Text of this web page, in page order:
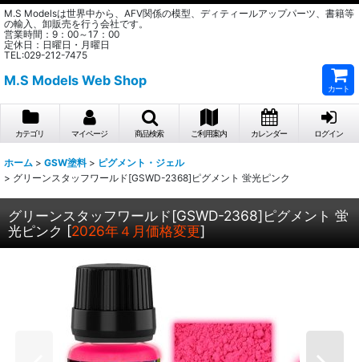
M.S Modelsは世界中から、AFV関係の模型、ディティールアップパーツ、書籍等
の輸入、卸販売を行う会社です。
営業時間：9：00～17：00
定休日：日曜日・月曜日
TEL:029-212-7475
M.S Models Web Shop
カート
カテゴリ マイページ 商品検索 ご利用案内 カレンダー ログイン
ホーム > GSW塗料 > ピグメント・ジェル
> グリーンスタッフワールド[GSWD-2368]ピグメント 蛍光ピンク
グリーンスタッフワールド[GSWD-2368]ピグメント 蛍
光ピンク [2026年４月価格変更]